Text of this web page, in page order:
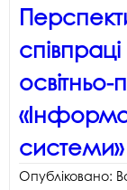
системи»
Опубліковано: